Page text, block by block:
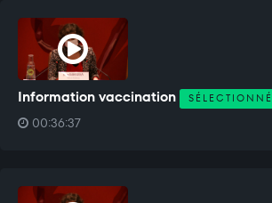
Information vaccination SÉLECTIONNÉ
00:36:37